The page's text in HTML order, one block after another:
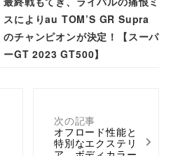
次の記事
オフロード性能と
特別なエクステリ
スによりau TOM’S GR Supra
のチャンピオンが決定！【スーパ
ーGT 2023 GT500】